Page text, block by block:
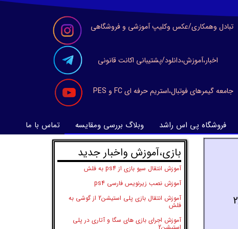
فروشگاه پی اس راشد وبلاگ بررسی ومقایسه تماس با ما
جامعه گیمرهای فوتبال،استریم حرفه ای FC و PES
تبادل وهمکاری/عکس وکلیپ آموزشی و فروشگاهی
اخبار،آموزش،دانلود/پشتیبانی اکانت قانونی
کامپیوتر،از طریق گوشی موبایل خود به یک فلش انتقال دهید،وفلش خودتون رو به پلی استیشن2
​بازی،آموزش واخبار جدید
آموزش انتقال سیو بازی از ps4 به فلش
آموزش نصب زیرنویس فارسی ps4
آموزش انتقال بازی پلی استیشن2 از گوشی به
فلش
آموزش اجرای بازی های سگا و آتاری در پلی
استیشن2